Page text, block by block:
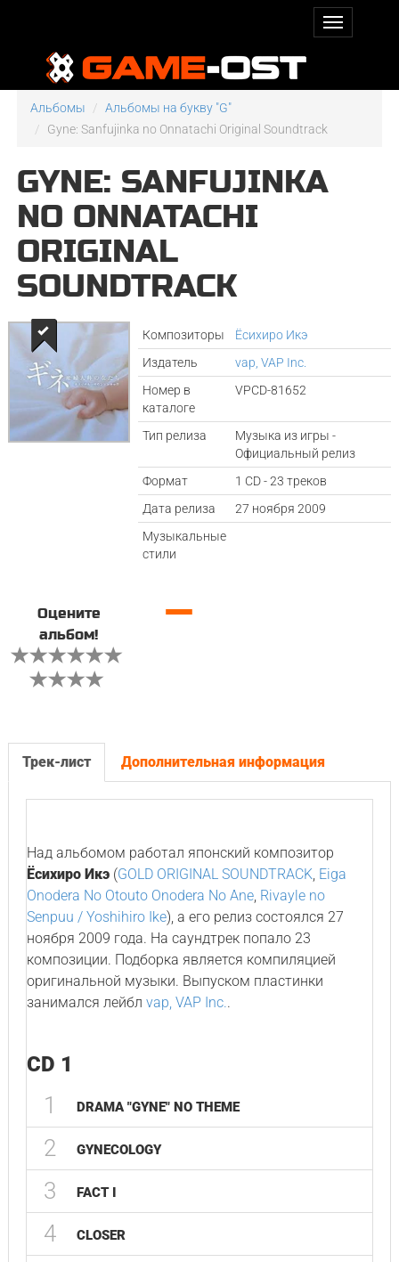
Альбомы
Альбомы на букву "G"
Gyne: Sanfujinka no Onnatachi Original Soundtrack
GYNE: SANFUJINKA
NO ONNATACHI
ORIGINAL
SOUNDTRACK
Композиторы
Ёсихиро Икэ
Издатель
vap, VAP Inc.
Номер в
каталоге
VPCD-81652
Тип релиза
Музыка из игры -
Официальный релиз
Формат
1 CD - 23 треков
Дата релиза
27 ноября 2009
Музыкальные
стили
Оцените
альбом!
—
Трек-лист Дополнительная информация
Над альбомом работал японский композитор
Ёсихиро Икэ(GOLD ORIGINAL SOUNDTRACK, Eiga
Onodera No Otouto Onodera No Ane, Rivayle no
Senpuu / Yoshihiro Ike), а его релиз состоялся 27
ноября 2009 года. На саундтрек попало 23
композиции. Подборка является компиляцией
оригинальной музыки. Выпуском пластинки
занимался лейбл vap, VAP Inc..
CD 1
1 DRAMA "GYNE" NO THEME
2 GYNECOLOGY
3 FACT I
4 CLOSER